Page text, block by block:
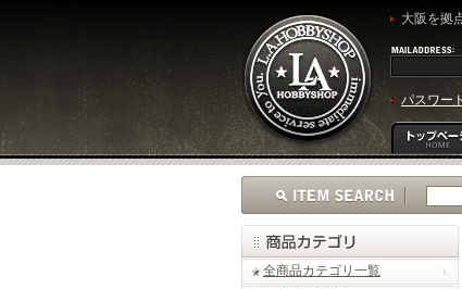
大阪を拠
パスワー
全商品カテゴリ一覧